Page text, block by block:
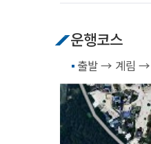
운행코스
출발 → 계림 →